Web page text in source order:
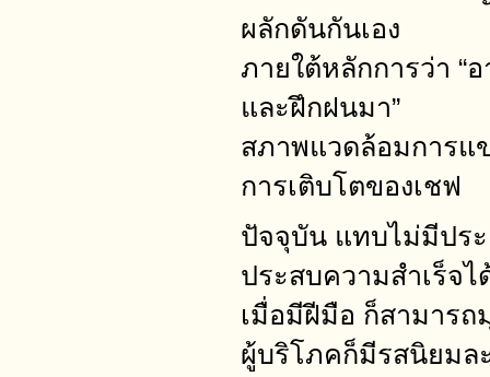
ผลักดันกันเอง
ภายใต้หลักการว่า “
และฝึกฝนมา”
สภาพแวดล้อมการแ
การเติบโตของเชฟ
ปัจจุบัน แทบไม่มีประ
ประสบความสำเร็จ
เมื่อมีฝีมือ ก็สามารถ
ผู้บริโภคก็มีรสนิยมล